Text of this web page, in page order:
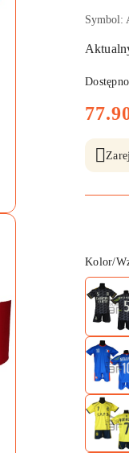
Symbol:
cena:
Wariant
Kolor/